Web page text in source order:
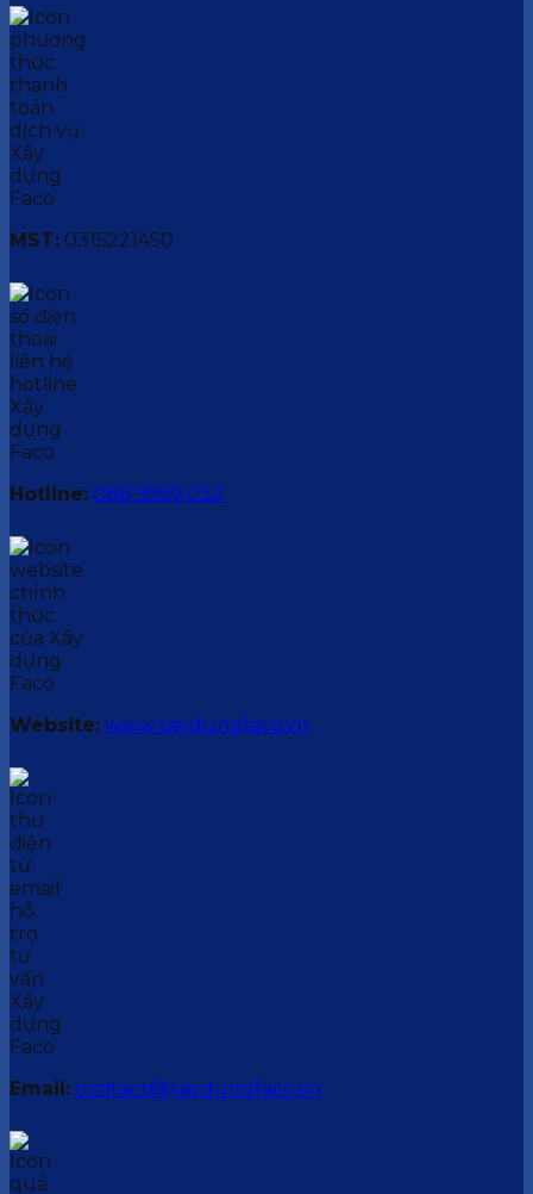
MST: 0315221450
Hotline: 088.9999.032
Website: www.xaydungfaco.vn
Email: contact@xaydungfaco.vn